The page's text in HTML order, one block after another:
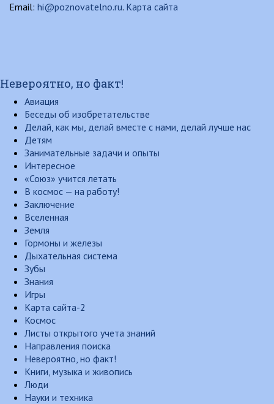
Email: hi@poznovatelno.ru. Карта сайта
Невероятно, но факт!
Авиация
Беседы об изобретательстве
Делай, как мы, делай вместе с нами, делай лучше нас
Детям
Занимательные задачи и опыты
Интересное
«Союз» учится летать
В космос — на работу!
Заключение
Вселенная
Земля
Гормоны и железы
Дыхательная система
Зубы
Знания
Игры
Карта сайта-2
Космос
Листы открытого учета знаний
Направления поиска
Невероятно, но факт!
Книги, музыка и живопись
Люди
Науки и техника